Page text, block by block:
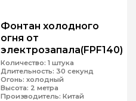
Фонтан холодного
огня от
электрозапала(FPF140)
Количество: 1 штука
Длительность: 30 секунд
Огонь: холодный
Высота: 2 метра
Производитель: Китай